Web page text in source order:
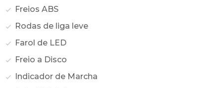
Freios ABS
Rodas de liga leve
Farol de LED
Freio a Disco
Indicador de Marcha